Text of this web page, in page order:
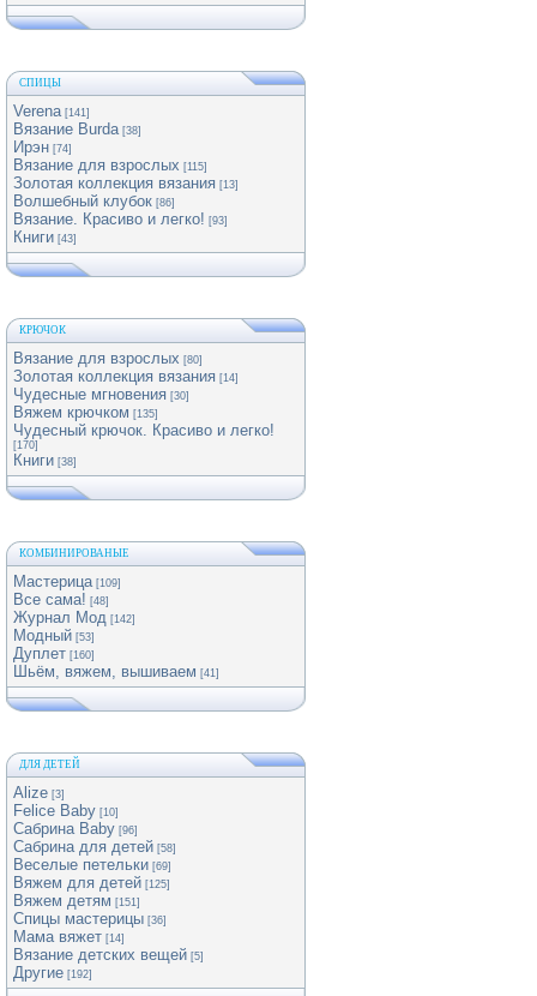
СПИЦЫ
Verena [141]
Вязание Burda [38]
Ирэн [74]
Вязание для взрослых [115]
Золотая коллекция вязания [13]
Волшебный клубок [86]
Вязание. Красиво и легко! [93]
Книги [43]
КРЮЧОК
Вязание для взрослых [80]
Золотая коллекция вязания [14]
Чудесные мгновения [30]
Вяжем крючком [135]
Чудесный крючок. Красиво и легко!
[170]
Книги [38]
КОМБИНИРОВАНЫЕ
Мастерица [109]
Все сама! [48]
Журнал Мод [142]
Модный [53]
Дуплет [160]
Шьём, вяжем, вышиваем [41]
ДЛЯ ДЕТЕЙ
Alize [3]
Felice Baby [10]
Сабрина Baby [96]
Сабрина для детей [58]
Веселые петельки [69]
Вяжем для детей [125]
Вяжем детям [151]
Спицы мастерицы [36]
Мама вяжет [14]
Вязание детских вещей [5]
Другие [192]